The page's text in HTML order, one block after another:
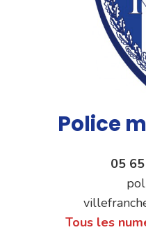
Police
05
Tous les